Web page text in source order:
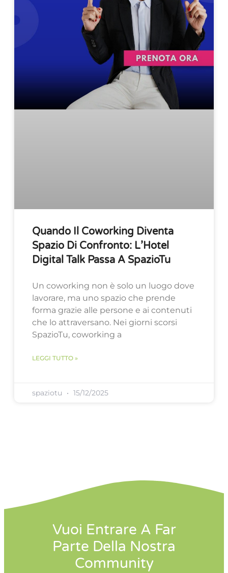
Quando Il Coworking Diventa
Spazio Di Confronto: L’Hotel
Digital Talk Passa A SpazioTu
Un coworking non è solo un luogo dove
lavorare, ma uno spazio che prende
forma grazie alle persone e ai contenuti
che lo attraversano. Nei giorni scorsi
SpazioTu, coworking a
LEGGI TUTTO »
spaziotu 15/12/2025
Vuoi Entrare A Far
Parte Della Nostra
Community